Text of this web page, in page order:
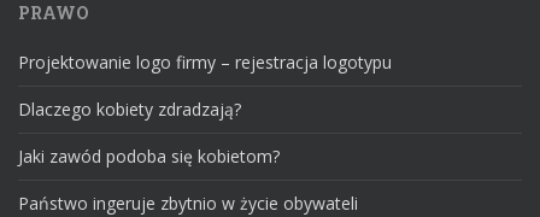
PRAWO
Projektowanie logo firmy – rejestracja logotypu
Dlaczego kobiety zdradzają?
Jaki zawód podoba się kobietom?
Państwo ingeruje zbytnio w życie obywateli